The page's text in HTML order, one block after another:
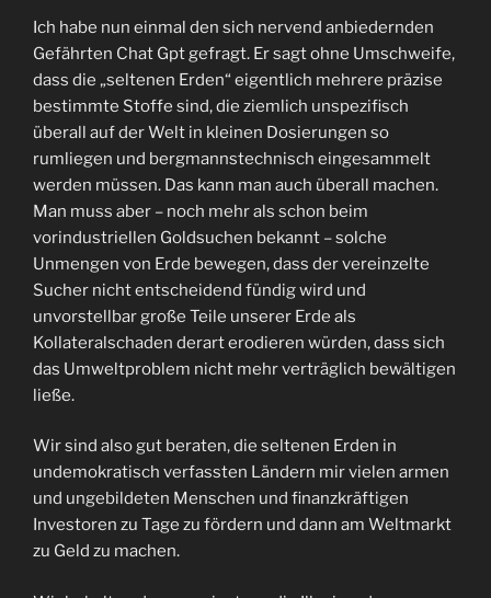
Ich habe nun einmal den sich nervend anbiedernden
Gefährten Chat Gpt gefragt. Er sagt ohne Umschweife,
dass die „seltenen Erden“ eigentlich mehrere präzise
bestimmte Stoffe sind, die ziemlich unspezifisch
überall auf der Welt in kleinen Dosierungen so
rumliegen und bergmannstechnisch eingesammelt
werden müssen. Das kann man auch überall machen.
Man muss aber – noch mehr als schon beim
vorindustriellen Goldsuchen bekannt – solche
Unmengen von Erde bewegen, dass der vereinzelte
Sucher nicht entscheidend fündig wird und
unvorstellbar große Teile unserer Erde als
Kollateralschaden derart erodieren würden, dass sich
das Umweltproblem nicht mehr verträglich bewältigen
ließe.
Wir sind also gut beraten, die seltenen Erden in
undemokratisch verfassten Ländern mir vielen armen
und ungebildeten Menschen und finanzkräftigen
Investoren zu Tage zu fördern und dann am Weltmarkt
zu Geld zu machen.